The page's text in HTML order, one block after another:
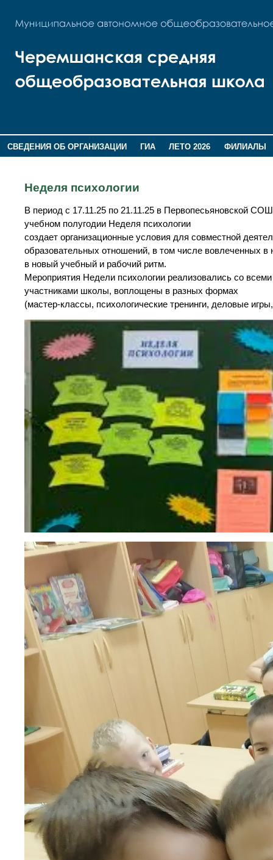
СВЕДЕНИЯ ОБ ОРГАНИЗАЦИИ ГИА ЛЕТО 2026
ФИЛИАЛЫ
Неделя психологии
В период с 17.11.25 по 21.11.25 в Первопесьяновской
учебном полугодии Неделя психологии
создает организационные условия для совместной
образовательных отношений, в том числе вовлеченных в
в новый учебный и рабочий ритм.
Мероприятия Недели психологии реализовались со всеми
участниками школы, воплощены в разных формах
(мастер-классы, психологические тренинги, деловые